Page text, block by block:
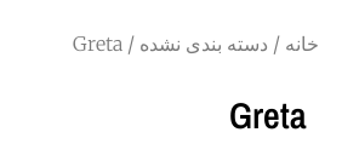
خانه / دسته بندی نشده / Greta
Greta